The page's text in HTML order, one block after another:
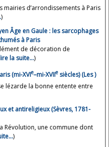
mairies d’arrondissements à Paris
)
Âge en Gaule : les sarcophages
à Paris
de décoration de
lire la suite…)
(mi-XVIe–mi-XVIIe siècles) (Les )
lézarde la bonne entente entre
et antireligieux (Sèvres, 1781-
Révolution, une commune dont
)